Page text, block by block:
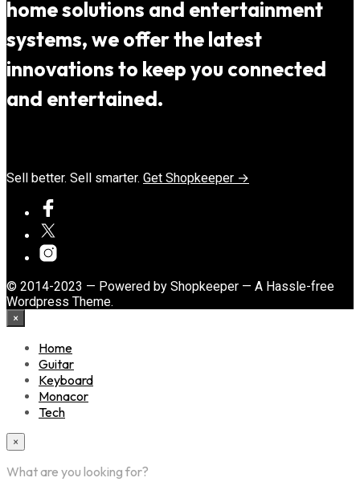
home solutions and entertainment
systems, we offer the latest
innovations to keep you connected
and entertained.
Sell better. Sell smarter. Get Shopkeeper →
© 2014-2023 — Powered by Shopkeeper — A Hassle-free
Wordpress Theme.
×
Home
Guitar
Keyboard
Monacor
Tech
×
What are you looking for?